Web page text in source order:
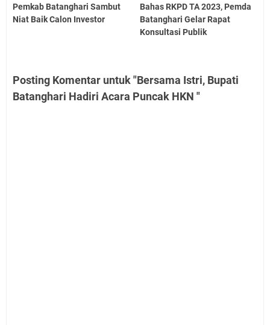
Pemkab Batanghari Sambut
Niat Baik Calon Investor
Bahas RKPD TA 2023, Pemda
Batanghari Gelar Rapat
Konsultasi Publik
Posting Komentar untuk "Bersama Istri, Bupati
Batanghari Hadiri Acara Puncak HKN "